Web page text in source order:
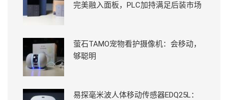
完美融入面板，PLC加持满足后装市场
萤石TAMO宠物看护摄像机：会移动，
够聪明
易探毫米波人体移动传感器EDQ25L：